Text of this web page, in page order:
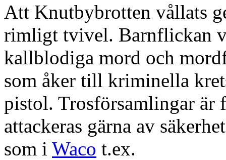
Att Knutbybrotten vållats
rimligt tvivel. Barnflickan
kallblodiga mord och
som åker till kriminella
pistol. Trosförsamlingar är
attackeras gärna av
som i Waco t.ex.